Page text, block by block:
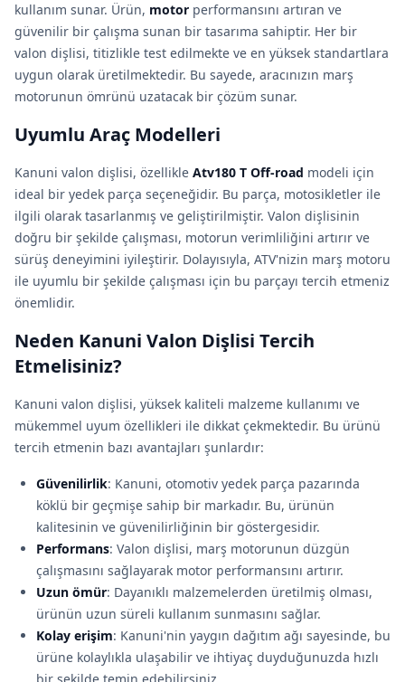
kullanım sunar. Ürün, motor performansını artıran ve
güvenilir bir çalışma sunan bir tasarıma sahiptir. Her bir
valon dişlisi, titizlikle test edilmekte ve en yüksek standartlara
uygun olarak üretilmektedir. Bu sayede, aracınızın marş
motorunun ömrünü uzatacak bir çözüm sunar.
Uyumlu Araç Modelleri
Kanuni valon dişlisi, özellikle Atv180 T Off-road modeli için
ideal bir yedek parça seçeneğidir. Bu parça, motosikletler ile
ilgili olarak tasarlanmış ve geliştirilmiştir. Valon dişlisinin
doğru bir şekilde çalışması, motorun verimliliğini artırır ve
sürüş deneyimini iyileştirir. Dolayısıyla, ATV'nizin marş motoru
ile uyumlu bir şekilde çalışması için bu parçayı tercih etmeniz
önemlidir.
Neden Kanuni Valon Dişlisi Tercih
Etmelisiniz?
Kanuni valon dişlisi, yüksek kaliteli malzeme kullanımı ve
mükemmel uyum özellikleri ile dikkat çekmektedir. Bu ürünü
tercih etmenin bazı avantajları şunlardır:
Güvenilirlik: Kanuni, otomotiv yedek parça pazarında
köklü bir geçmişe sahip bir markadır. Bu, ürünün
kalitesinin ve güvenilirliğinin bir göstergesidir.
Performans: Valon dişlisi, marş motorunun düzgün
çalışmasını sağlayarak motor performansını artırır.
Uzun ömür: Dayanıklı malzemelerden üretilmiş olması,
ürünün uzun süreli kullanım sunmasını sağlar.
Kolay erişim: Kanuni'nin yaygın dağıtım ağı sayesinde, bu
ürüne kolaylıkla ulaşabilir ve ihtiyaç duyduğunuzda hızlı